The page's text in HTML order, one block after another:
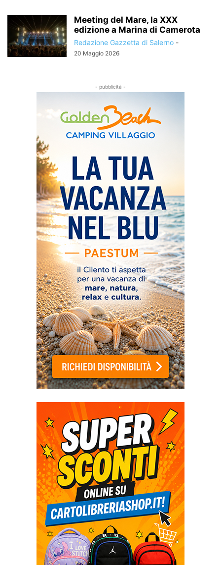
Meeting del Mare, la XXX
edizione a Marina di Camerota
Redazione Gazzetta di Salerno -
20 Maggio 2026
- pubblicità -